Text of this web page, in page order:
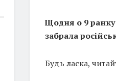
Щодня о 9 ранку
забрала
Будь ласка,